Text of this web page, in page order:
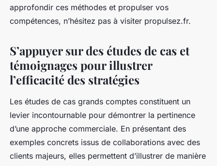
approfondir ces méthodes et propulser vos
compétences, n’hésitez pas à visiter propulsez.fr.
S’appuyer sur des études de cas et
témoignages pour illustrer
l’efficacité des stratégies
Les études de cas grands comptes constituent un
levier incontournable pour démontrer la pertinence
d’une approche commerciale. En présentant des
exemples concrets issus de collaborations avec des
clients majeurs, elles permettent d’illustrer de manière